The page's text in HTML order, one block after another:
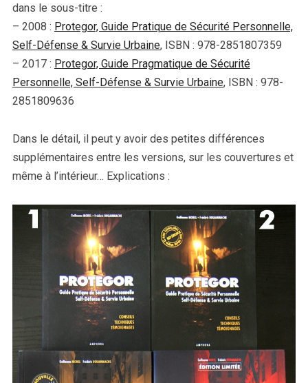
dans le sous-titre :
– 2008 : Protegor, Guide Pratique de Sécurité Personnelle,
Self-Défense & Survie Urbaine, ISBN : 978-2851807359
– 2017 : Protegor, Guide Pragmatique de Sécurité
Personnelle, Self-Défense & Survie Urbaine, ISBN : 978-
2851809636
Dans le détail, il peut y avoir des petites différences
supplémentaires entre les versions, sur les couvertures et
même à l’intérieur… Explications :